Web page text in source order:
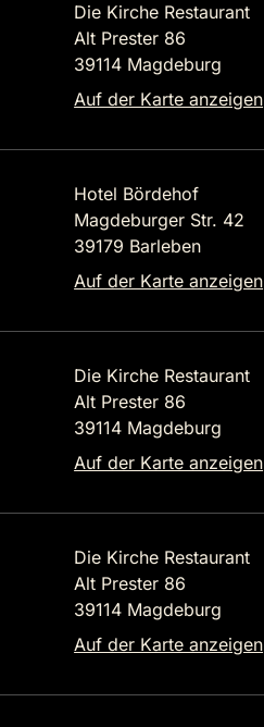
Die Kirche Restaurant
Alt Prester 86
39114 Magdeburg
Auf der Karte anzeigen
Hotel Bördehof
Magdeburger Str. 42
39179 Barleben
Auf der Karte anzeigen
Die Kirche Restaurant
Alt Prester 86
39114 Magdeburg
Auf der Karte anzeigen
Die Kirche Restaurant
Alt Prester 86
39114 Magdeburg
Auf der Karte anzeigen